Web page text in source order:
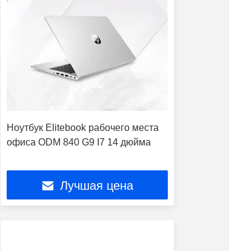
Ноутбук Elitebook рабочего места
офиса ODM 840 G9 I7 14 дюйма
Лучшая цена